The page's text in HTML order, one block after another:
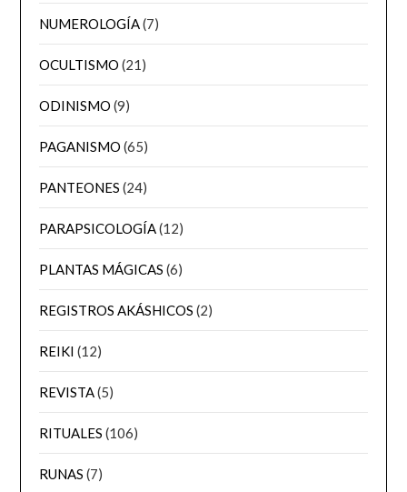
NUMEROLOGÍA(7)
OCULTISMO (21)
ODINISMO (9)
PAGANISMO (65)
PANTEONES (24)
PARAPSICOLOGÍA(12)
PLANTAS MÁGICAS (6)
REGISTROS AKÁSHICOS (2)
REIKI (12)
REVISTA(5)
RITUALES (106)
RUNAS (7)